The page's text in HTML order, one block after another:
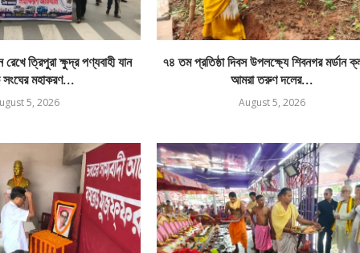
ত্রিপুরা ক্ষুদ্র পণ্যবাহী যান
মহাকরণ...
5, 2026
৭৪ তম প্রতিষ্ঠা দিবস উপলক্ষ্যে শিবনগর মর্ডান
আমরা তরুণ দলের...
August 5, 2026